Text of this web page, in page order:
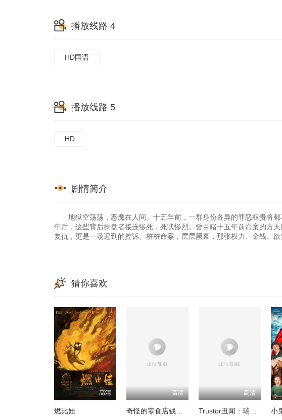
播放线路 4
HD国语
播放线路 5
HD
剧情简介
地狱空荡荡，恶魔在人间。十五年前，一群身份各异的罪恶权贵将都
年后，这些背后操盘者接连惨死，死状惨烈。曾目睹十五年前命案的方
复仇，更是一场迟到的控诉。桩桩命案，层层黑幕，那张权力、金钱、
猜你喜欢
高清
燃比娃
高清
奇怪的零食店钱天堂
高清
Trustor丑闻：瑞典金融案内幕 小